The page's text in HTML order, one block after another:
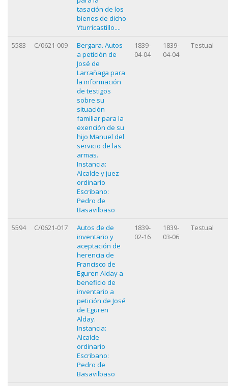
tasación de los
bienes de dicho
Yturricastillo....
5583
C/0621-009
Bergara. Autos
a petición de
José de
Larrañaga para
la información
de testigos
sobre su
situación
familiar para la
exención de su
hijo Manuel del
servicio de las
armas.
Instancia:
Alcalde y juez
ordinario
Escribano:
Pedro de
Basavilbaso
1839-
04-04
1839-
04-04
Testual
5594 C/0621-017
Autos de de
inventario y
aceptación de
herencia de
Francisco de
Eguren Alday a
beneficio de
inventario a
petición de José
de Eguren
Alday.
Instancia:
Alcalde
ordinario
Escribano:
Pedro de
Basavilbaso
1839-
02-16
1839-
03-06
Testual